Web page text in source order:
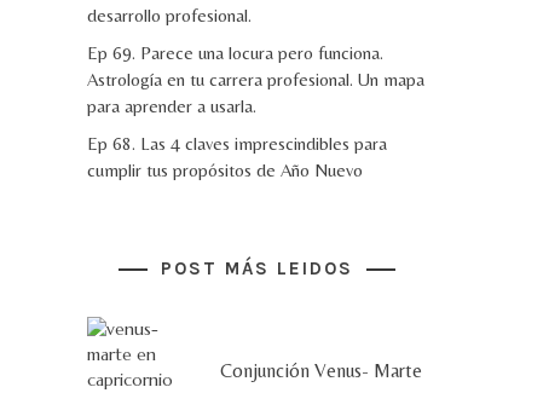
desarrollo profesional.
Ep 69. Parece una locura pero funciona.
Astrología en tu carrera profesional. Un mapa
para aprender a usarla.
Ep 68. Las 4 claves imprescindibles para
cumplir tus propósitos de Año Nuevo
POST MÁS LEIDOS
Conjunción Venus- Marte